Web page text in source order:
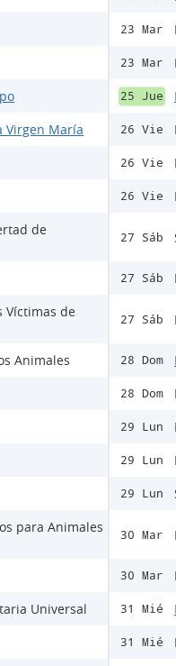
Virgen María
de
Víctimas de
Animales
para Animales
Universal
23 Mar
23 Mar
25 Jue
26 Vie
26 Vie
26 Vie
27 Sáb
27 Sáb
27 Sáb
28 Dom
28 Dom
29 Lun
29 Lun
29 Lun
30 Mar
30 Mar
31 Mié
31 Mié